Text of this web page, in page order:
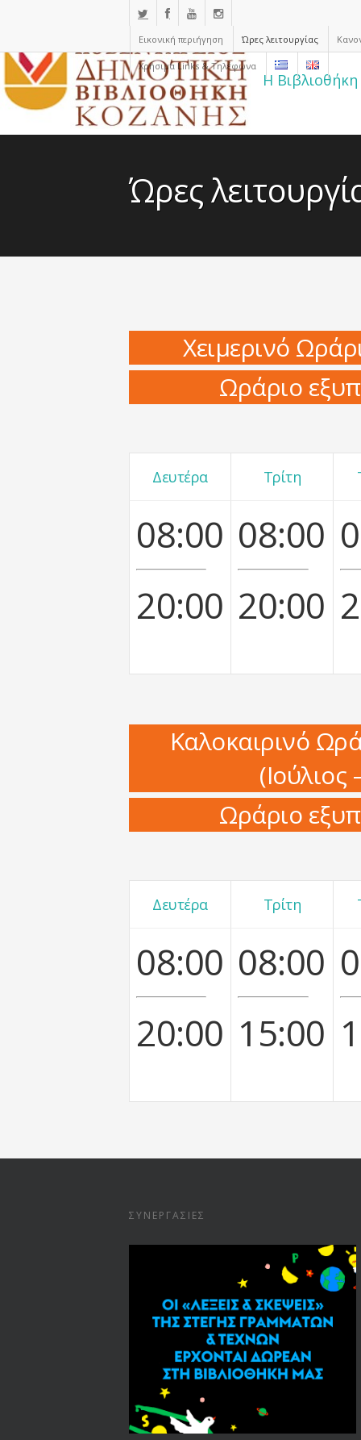
Εικονική περιήγηση Ώρες λειτουργίας
Χρήσιμα Links & Τηλέφωνα
Η
Ώρες
Χειμερινό
Ωράριο
Δευτέρα
08:00
20:00
Τρίτη
08:00
20:00
Καλοκαιρινό
Ωράριο
Δευτέρα
08:00
20:00
Τρίτη
08:00
15:00
ΣΥΝΕΡΓΑΣΊΕΣ